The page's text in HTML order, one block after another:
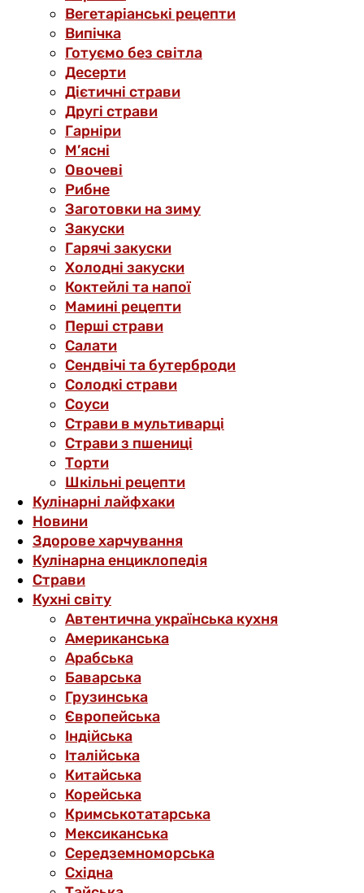
Вегетаріанські рецепти
Випічка
Готуємо без світла
Десерти
Дієтичні страви
Другі страви
Гарніри
М’ясні
Овочеві
Рибне
Заготовки на зиму
Закуски
Гарячі закуски
Холодні закуски
Коктейлі та напої
Мамині рецепти
Перші страви
Салати
Сендвічі та бутерброди
Солодкі страви
Соуси
Страви в мультиварці
Страви з пшениці
Торти
Шкільні рецепти
Кулінарні лайфхаки
Новини
Здорове харчування
Кулінарна енциклопедія
Страви
Кухні світу
Автентична українська кухня
Американська
Арабська
Баварська
Грузинська
Європейська
Індійська
Італійська
Китайська
Корейська
Кримськотатарська
Мексиканська
Середземноморська
Східна